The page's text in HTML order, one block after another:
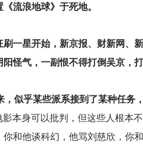
流浪地球》于死地。
刷一星开始，新京报、财新网、
怪气，一副恨不得打倒吴京，
，似乎某些派系接到了某种任
影本身可以批判，但这些人根本
和他谈科幻，他骂刘慈欣，你